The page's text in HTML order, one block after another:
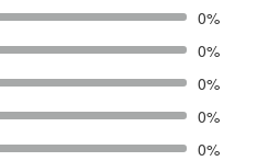
0%
0%
0%
0%
0%